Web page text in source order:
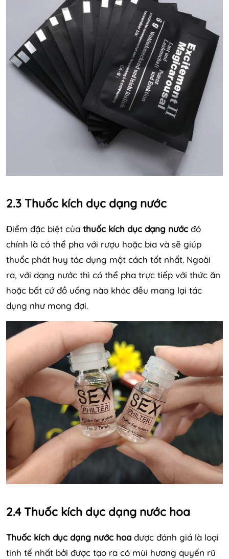
2.3 Thuốc kích dục dạng nước
Điểm đặc biệt của thuốc kích dục dạng nước đó
chính là có thể pha với rượu hoặc bia và sẽ giúp
thuốc phát huy tác dụng một cách tốt nhất. Ngoài
ra, với dạng nước thì có thể pha trực tiếp với thức ăn
hoặc bất cứ đồ uống nào khác đều mang lại tác
dụng như mong đợi.
2.4 Thuốc kích dục dạng nước hoa
Thuốc kích dục dạng nước hoa được đánh giá là loại
tinh tế nhất bởi được tạo ra có mùi hương quyến rũ